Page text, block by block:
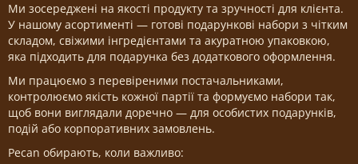
Ми зосереджені на якості продукту та зручності для клієнта.
У нашому асортименті — готові подарункові набори з чітким
складом, свіжими інгредієнтами та акуратною упаковкою,
яка підходить для подарунка без додаткового оформлення.
Ми працюємо з перевіреними постачальниками,
контролюємо якість кожної партії та формуємо набори так,
щоб вони виглядали доречно — для особистих подарунків,
подій або корпоративних замовлень.
Pecan обирають, коли важливо: